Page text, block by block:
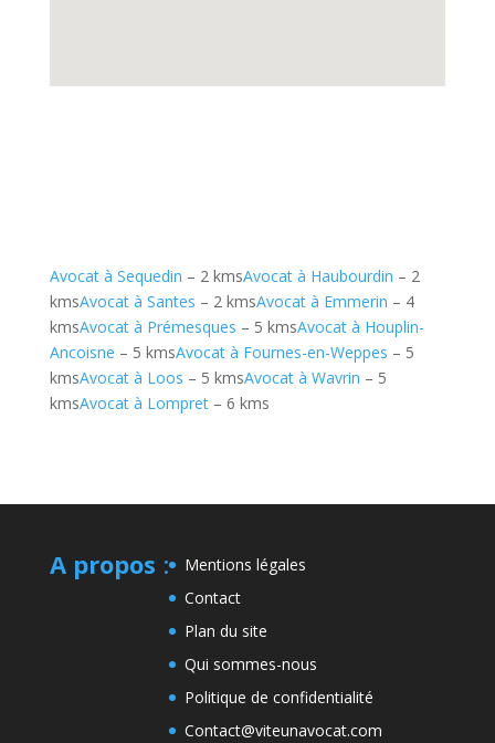
Avocat à Sequedin – 2 kmsAvocat à Haubourdin – 2
kmsAvocat à Santes – 2 kmsAvocat à Emmerin – 4
kmsAvocat à Prémesques – 5 kmsAvocat à Houplin-
Ancoisne – 5 kmsAvocat à Fournes-en-Weppes – 5
kmsAvocat à Loos – 5 kmsAvocat à Wavrin – 5
kmsAvocat à Lompret– 6 kms
A propos :
Mentions légales
Contact
Plan du site
Qui sommes-nous
Politique de confidentialité
Contact@viteunavocat.com